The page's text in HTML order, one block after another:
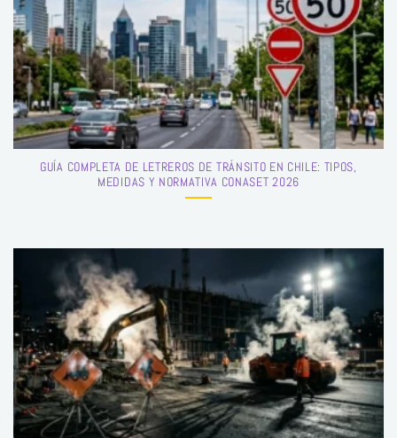
GUÍA COMPLETA DE LETREROS DE TRÁNSITO EN CHILE: TIPOS,
MEDIDAS Y NORMATIVA CONASET 2026